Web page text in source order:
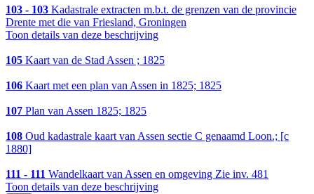
103 - 103 Kadastrale extracten m.b.t. de grenzen van de provincie
Drente met die van Friesland, Groningen
Toon details van deze beschrijving
105 Kaart van de Stad Assen ; 1825
106 Kaart met een plan van Assen in 1825; 1825
107 Plan van Assen 1825; 1825
108 Oud kadastrale kaart van Assen sectie C genaamd Loon.; [c
1880]
111 - 111 Wandelkaart van Assen en omgeving Zie inv. 481
Toon details van deze beschrijving